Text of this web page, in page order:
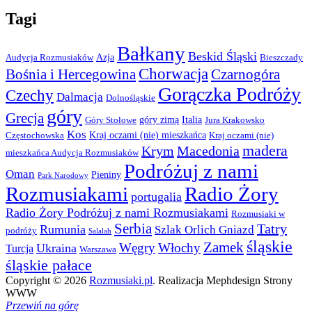
Tagi
Audycja Rozmusiaków Azja Bałkany Beskid Śląski Bieszczady
Bośnia i Hercegowina ChorwacjaCzarnogóra
Czechy Dalmacja Dolnośląskie Gorączka Podróży
Grecja góry Góry Stołowe góry zimą Italia Jura Krakowsko
Częstochowska Kos Kraj oczami (nie) mieszkańca Kraj oczami (nie)
mieszkańca Audycja Rozmusiaków Krym Macedonia madera
Oman Park Narodowy Pieniny Podróżuj z nami
Rozmusiakami portugalia Radio Żory
Radio Żory Podróżuj z nami Rozmusiakami Rozmusiaki w
podróży Rumunia Salalah Serbia Szlak Orlich Gniazd Tatry
Turcja Ukraina Warszawa WęgryWłochy Zamek śląskie
śląskie pałace
Copyright © 2026 Rozmusiaki.pl. Realizacja Mephdesign Strony
WWW
Przewiń na górę